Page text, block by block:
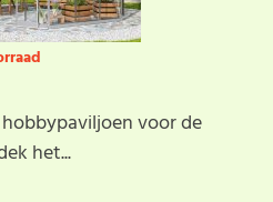
voor de
het...